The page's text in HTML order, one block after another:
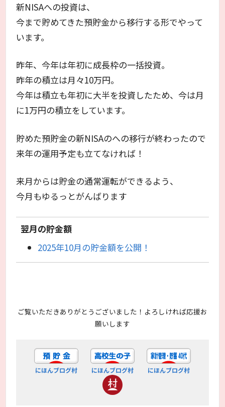
新NISAへの投資は、
今まで貯めてきた預貯金から移行する形でやって
います。
昨年、今年は年初に成長枠の一括投資。
昨年の積立は月々10万円。
今年は積立も年初に大半を投資したため、今は月
に1万円の積立をしています。
貯めた預貯金の新NISAのへの移行が終わったので
来年の運用予定も立てなければ！
来月からは貯金の通常運転ができるよう、
今月もゆるっとがんばります
翌月の貯金額
2025年10月の貯金額を公開！
ご覧いただきありがとうございました！よろしければ応援お
願いします
にほんブログ村 にほんブログ村 にほんブログ村